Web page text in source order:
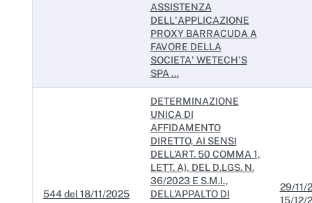
ASSISTENZA
DELL'APPLICAZIONE
PROXY BARRACUDA A
FAVORE DELLA
SOCIETA' WETECH'S
SPA ...
544 del 18/11/2025
DETERMINAZIONE
UNICA DI
AFFIDAMENTO
DIRETTO, AI SENSI
DELL’ART. 50 COMMA 1,
LETT. A), DEL D.LGS. N.
36/2023 E S.M.I.,
DELL’APPALTO DI
29/11/
15/12/